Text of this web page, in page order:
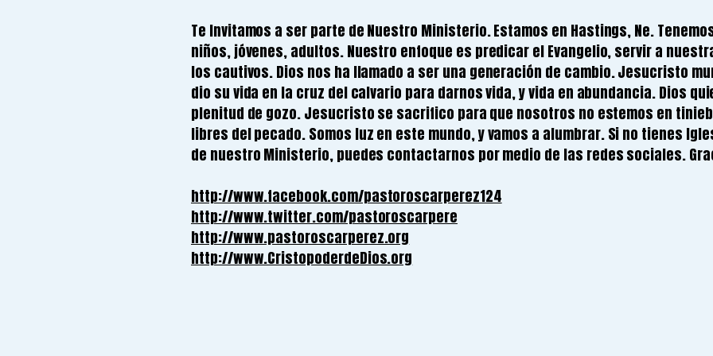
Te Invitamos a ser parte de Nuestro Ministerio. Estamos en Hastings, Ne.
niños, jóvenes, adultos. Nuestro enfoque es predicar el Evangelio, servir a
los cautivos. Dios nos ha llamado a ser una generación de cambio. Jesucristo
dio su vida en la cruz del calvario para darnos vida, y vida en abundancia. Dios
plenitud de gozo. Jesucristo se sacrifico para que nosotros no estemos en
libres del pecado. Somos luz en este mundo, y vamos a alumbrar. Si no tienes
de nuestro Ministerio, puedes contactarnos por medio de las redes sociales.
http://www.facebook.com/pastoroscarperez124
http://www.twitter.com/pastoroscarpere
http://www.pastoroscarperez.org
http://www.CristopoderdeDios.org